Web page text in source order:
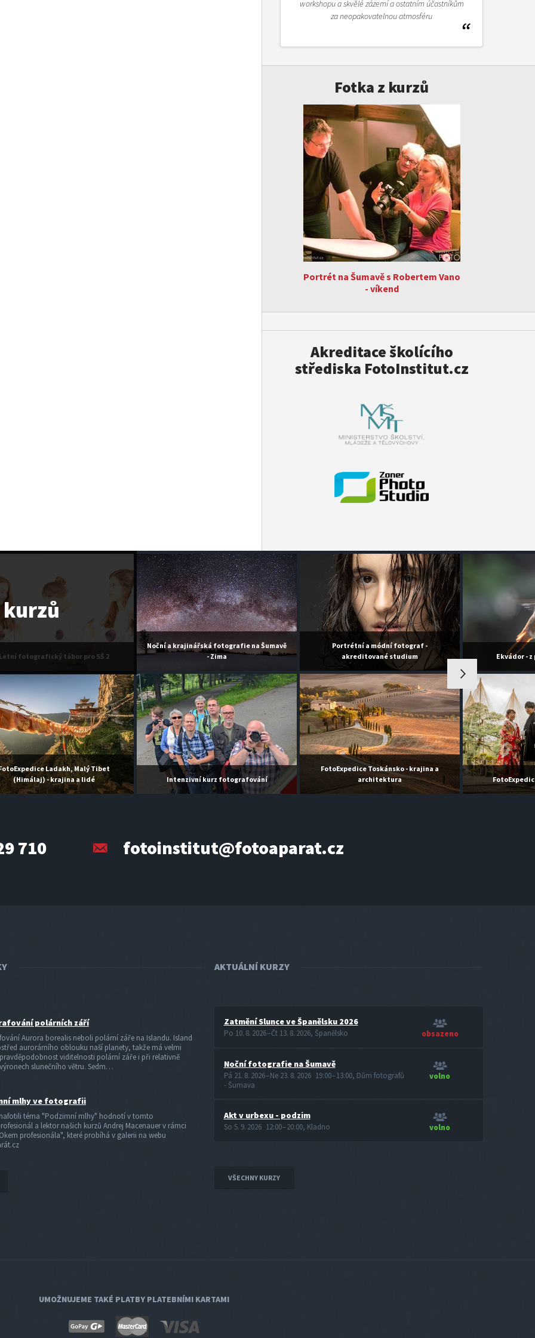
workshopu a skvělé zázemí a ostatním účastníkům
za neopakovatelnou atmosféru
Fotka z kurzů
Portrét na Šumavě s Robertem Vano
- víkend
Akreditace školícího
střediska FotoInstitut.cz
kurzů
Letní fotografický tábor pro SŠ 2
Ladakh, Malý Tibet
(Himálaj) - krajina a lidé
Noční a krajinářská fotografie na Šumavě
- Zima
Intenzivní kurz fotografování
Portrétní a módní fotograf -
akreditované studium
FotoExpedice Toskánsko - krajina a
architektura
Ekvádor -
710 fotoinstitut@fotoaparat.cz
polárních září
Aurora borealis neboli polární záře na Islandu. Island
aurorárního oblouku naší planety, takže má velmi
viditelnosti polární záře i při relativně
slunečního větru. Sedm…
mlhy ve fotografii
téma "Podzimní mlhy" hodnotí v tomto
a lektor našich kurzů Andrej Macenauer v rámci
profesionála", které probíhá v galerii na webu
AKTUÁLNÍ KURZY
Zatmění Slunce ve Španělsku 2026
Po 10. 8. 2026 – Čt 13. 8. 2026, Španělsko obsazeno
Noční fotografie na Šumavě
Pá 21. 8. 2026 – Ne 23. 8. 2026 19:00 – 13:00, Dům fotografů
- Šumava
volno
Akt v urbexu - podzim
So 5. 9. 2026 12:00 – 20:00, Kladno volno
VŠECHNY KURZY
UMOŽNUJEME TAKÉ PLATBY PLATEBNÍMI KARTAMI